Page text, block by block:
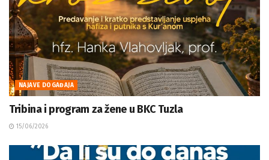
NAJAVE DOGAĐAJA
Tribina i program za žene u BKC Tuzla
15/06/2026